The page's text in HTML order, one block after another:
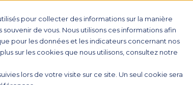
pour collecter des informations sur la manière
de vous. Nous utilisons ces informations afin
pour les données et les indicateurs concernant nos
sur les cookies que nous utilisons, consultez notre
lors de votre visite sur ce site. Un seul cookie sera
L'ÉCOLE ALTERNANCE ÉVÉNEMENTS